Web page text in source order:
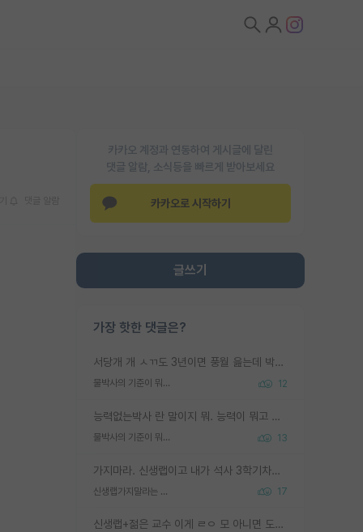
카카오 계정과 연동하여 게시글에 달린
댓글 알람, 소식등을 빠르게 받아보세요
카카오로 시작하기
글쓰기
가장 핫한 댓글은?
서당개 개 ㅅㄲ도 3년이면 풍월 읊는데 박사 5년 이상 대리고 있으면서 물된건 교수 탓 맞는ㄱ게 거기가 서당이 아니란 소리임
물박사의 기준이 뭐임? 12
능력없는박사 란 말이지 뭐. 능력이 뭐고 능력이 있다는게 뭔지는 사람마다 기준이 다르니까 얘기해봐야 서로 자기 기준만 얘기해서 논쟁이 끝이 안나고. 주위에서 능력있고 야심있는 신입생이 교수가 유의미한 피드백을 아예 안주면서 제대로된 과제에 참여해볼 기회도 제공하지 않고 잡일 뺑뺑이만 돌려서 맨날 단순작업만 하면서 밤새다가 눈빛이 점점 죽어가는걸 본 사람은 물박사는 교수탓이라고 하고, 교수는 이것저것 알려도 주고 기회도 주고 사수 동기 붙여주면서 어떻게든 끌고가려고 하는데 본인이 매일 뺀질거리면서 출근 하는둥마는둥 하다가 기껏 와서도 폰이나 쳐다보다가 실험 망치고 저녁약속있어서 먼저 가볼게요~ 하는걸 본 사람은 물박사는 본인탓이라고 함.
물박사의 기준이 뭐임? 13
가지마라. 신생랩이고 내가 석사 3학기차인데 최고참인데 나도 아무것도 모르는데 교수가 후배들 왜 논문 교육 안시키냐. 논문 왜 안 써오냐 닦달한다
신생랩가지말라는 이유가 있었구나 17
신생랩+젊은 교수 이게 ㄹㅇ 모 아니면 도인듯.